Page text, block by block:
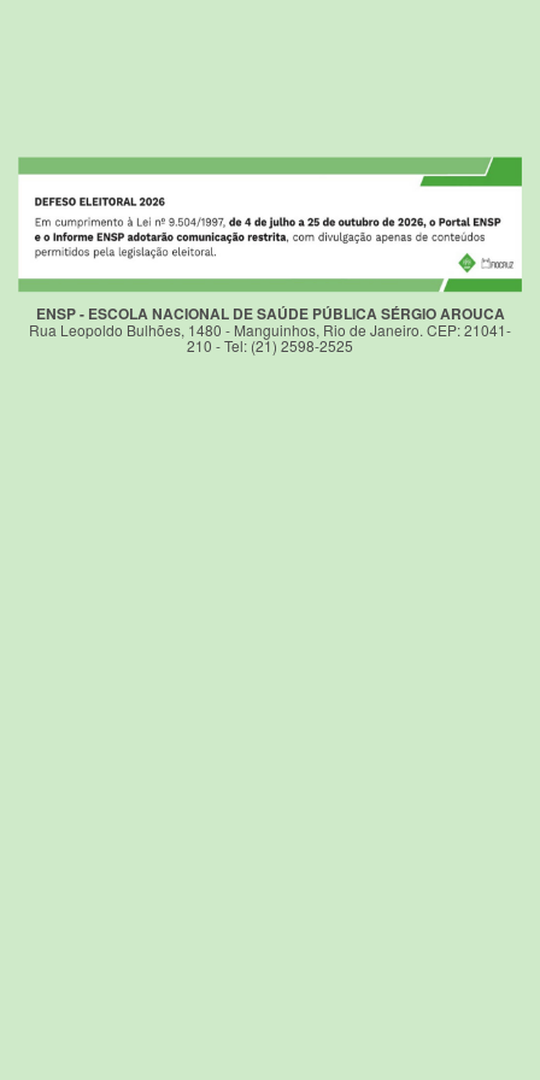
ENSP - ESCOLA NACIONAL DE SAÚDE PÚBLICA SÉRGIO AROUCA
Rua Leopoldo Bulhões, 1480 - Manguinhos, Rio de Janeiro. CEP: 21041-
210 - Tel: (21) 2598-2525